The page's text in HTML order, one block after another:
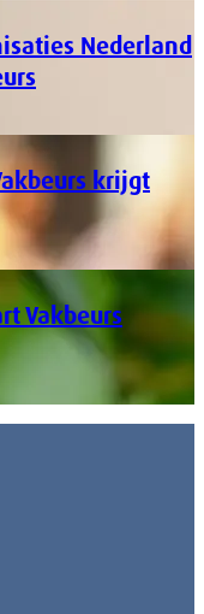
Nederland
krijgt
Vakbeurs